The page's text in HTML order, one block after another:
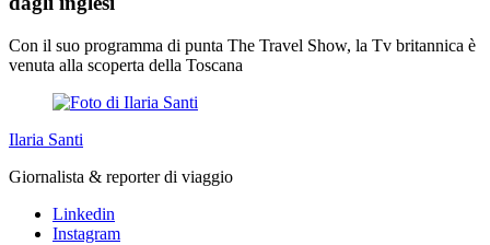
Con il suo programma di punta The Travel Show, la Tv britannica è
venuta alla scoperta della Toscana
Ilaria Santi
Giornalista & reporter di viaggio
Linkedin
Instagram